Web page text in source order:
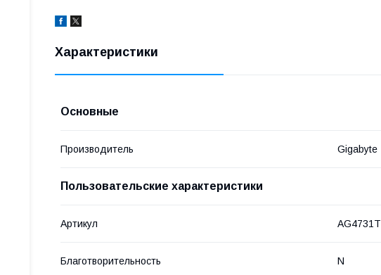
Характеристики
Основные
Производитель Gigabyte
Пользовательские характеристики
Артикул
Благотворительность N